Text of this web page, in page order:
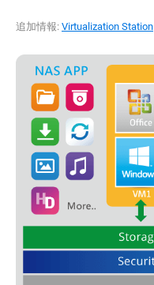
追加情報: Virtualization Station